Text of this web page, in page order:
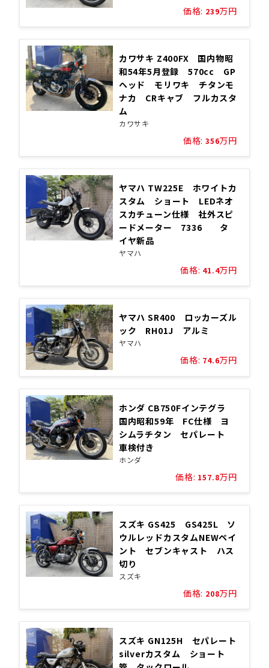
価格: 239万円
カワサキ Z400FX 国内物昭
和54年5月登録 570cc GP
ヘッド モリワキ チタンモ
ナカ CRキャブ フルカスタ
ム
カワサキ
価格: 356万円
ヤマハ TW225E ホワイトカ
スタム ショート LEDネオ
スカチューン仕様 社外スピ
ードメーター 7336 タ
イヤ新品
ヤマハ
価格: 41.4万円
ヤマハ SR400 ロッカーズル
ック RH01J アルミ
ヤマハ
価格: 74.6万円
ホンダ CB750Fインテグラ
国内昭和59年 FC仕様 ヨ
シムラチタン セパレート
車検付き
ホンダ
価格: 157.8万円
スズキ GS425 GS425L ソ
ウルレッドカスタムNEWペイ
ント セブンキャスト ハス
切り
スズキ
価格: 208万円
スズキ GN125H セパレート
silverカスタム ショート